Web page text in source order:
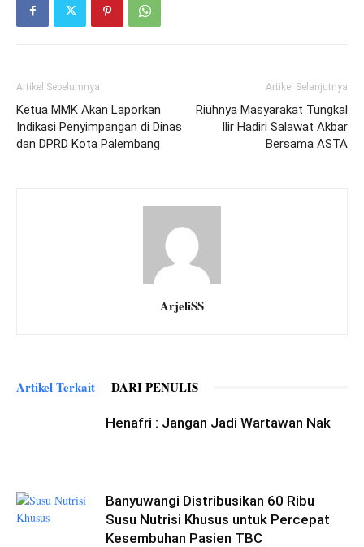
Artikel Sebelumnya
Ketua MMK Akan Laporkan
Indikasi Penyimpangan di Dinas
dan DPRD Kota Palembang
Artikel Selanjutnya
Riuhnya Masyarakat Tungkal
Ilir Hadiri Salawat Akbar
Bersama ASTA
ArjeliSS
Artikel Terkait DARI PENULIS
Henafri : Jangan Jadi Wartawan Nak
Banyuwangi Distribusikan 60 Ribu
Susu Nutrisi Khusus untuk Percepat
Kesembuhan Pasien TBC